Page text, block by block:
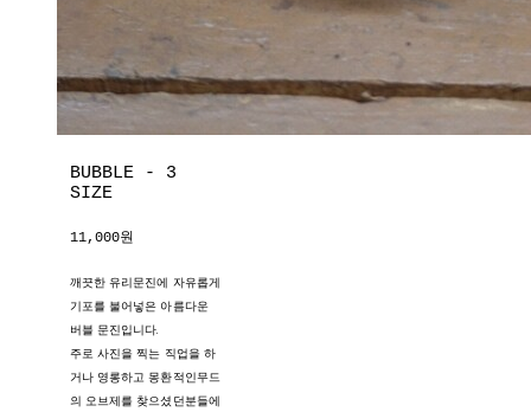
BUBBLE - 3
SIZE
11,000원
깨끗한 유리문진에 자유롭게
기포를 불어넣은 아름다운
버블 문진입니다.
주로 사진을 찍는 직업을 하
거나 영롱하고 몽환적인무드
의 오브제를 찾으셨던분들에